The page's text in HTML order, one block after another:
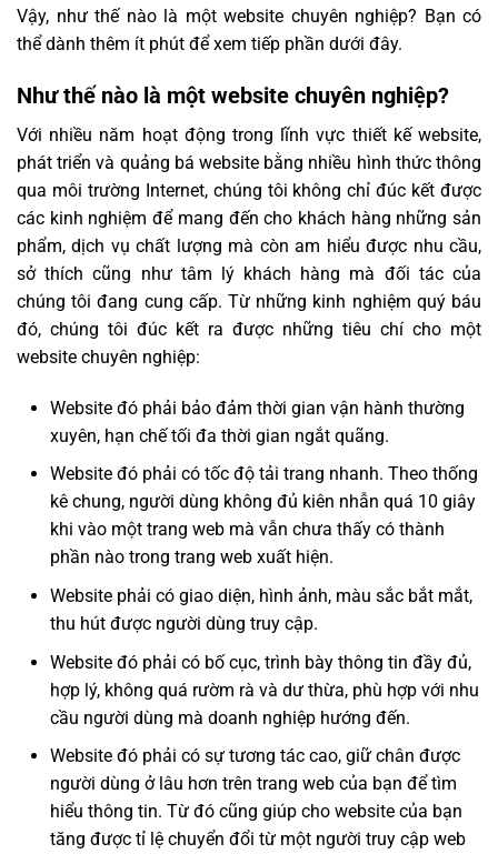
Vậy, như thế nào là một website chuyên nghiệp? Bạn có
thể dành thêm ít phút để xem tiếp phần dưới đây.
Như thế nào là một website chuyên nghiệp?
Với nhiều năm hoạt động trong lĩnh vực thiết kế website,
phát triển và quảng bá website bằng nhiều hình thức thông
qua môi trường Internet, chúng tôi không chỉ đúc kết được
các kinh nghiệm để mang đến cho khách hàng những sản
phẩm, dịch vụ chất lượng mà còn am hiểu được nhu cầu,
sở thích cũng như tâm lý khách hàng mà đối tác của
chúng tôi đang cung cấp. Từ những kinh nghiệm quý báu
đó, chúng tôi đúc kết ra được những tiêu chí cho một
website chuyên nghiệp:
Website đó phải bảo đảm thời gian vận hành thường
xuyên, hạn chế tối đa thời gian ngắt quãng.
Website đó phải có tốc độ tải trang nhanh. Theo thống
kê chung, người dùng không đủ kiên nhẫn quá 10 giây
khi vào một trang web mà vẫn chưa thấy có thành
phần nào trong trang web xuất hiện.
Website phải có giao diện, hình ảnh, màu sắc bắt mắt,
thu hút được người dùng truy cập.
Website đó phải có bố cục, trình bày thông tin đầy đủ,
hợp lý, không quá rườm rà và dư thừa, phù hợp với nhu
cầu người dùng mà doanh nghiệp hướng đến.
Website đó phải có sự tương tác cao, giữ chân được
người dùng ở lâu hơn trên trang web của bạn để tìm
hiểu thông tin. Từ đó cũng giúp cho website của bạn
tăng được tỉ lệ chuyển đổi từ một người truy cập web